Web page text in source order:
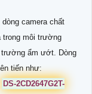
dòng camera chất
trong môi trường
trường ẩm ướt. Dòng
tiến như:
DS-2CD2647G2T-